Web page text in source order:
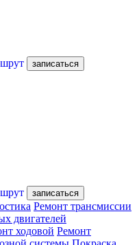
записаться
записаться
Ремонт трансмиссии
двигателей
ходовой Ремонт